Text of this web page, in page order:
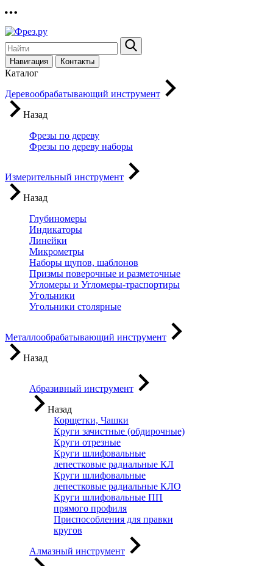
Навигация Контакты
Каталог
Деревообрабатывающий инструмент
Назад
Фрезы по дереву
Фрезы по дереву наборы
Измерительный инструмент
Назад
Глубиномеры
Индикаторы
Линейки
Микрометры
Наборы щупов, шаблонов
Призмы поверочные и разметочные
Угломеры и Угломеры-траспортиры
Угольники
Угольники столярные
Металлообрабатывающий инструмент
Назад
Абразивный инструмент
Назад
Корщетки, Чашки
Круги зачистные (обдирочные)
Круги отрезные
Круги шлифовальные
лепестковые радиальные КЛ
Круги шлифовальные
лепестковые радиальные КЛО
Круги шлифовальные ПП
прямого профиля
Приспособления для правки
кругов
Алмазный инструмент